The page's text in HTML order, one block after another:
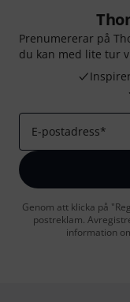
Prenumererar på
du kan med lite tur
E-postadress*
Genom att klicka på
postreklam.
information